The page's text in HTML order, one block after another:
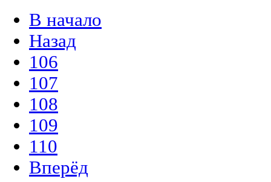
В начало
Назад
106
107
108
109
110
Вперёд